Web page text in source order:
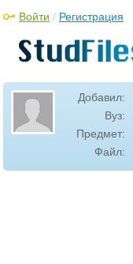
Войти / Регистрация
Добавил:
Вуз:
Предмет:
Файл: